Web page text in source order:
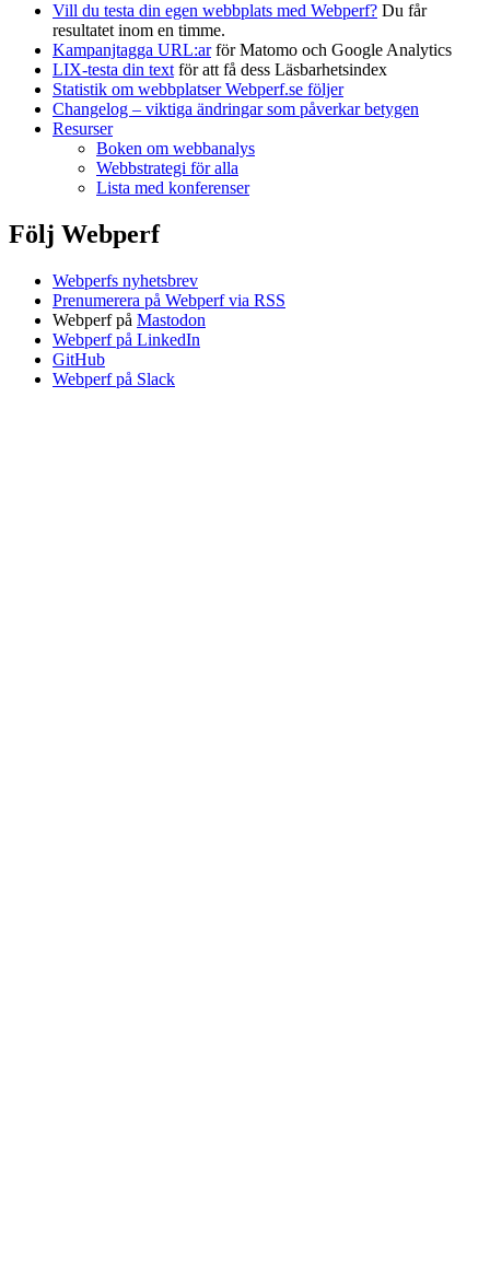
Vill du testa din egen webbplats med Webperf? Du får
resultatet inom en timme.
Kampanjtagga URL:arför Matomo och Google Analytics
LIX-testa din text för att få dess Läsbarhetsindex
Statistik om webbplatser Webperf.se följer
Changelog – viktiga ändringar som påverkar betygen
Resurser
Boken om webbanalys
Webbstrategi för alla
Lista med konferenser
Följ Webperf
Webperfs nyhetsbrev
Prenumerera på Webperf via RSS
Webperf på Mastodon
Webperf på LinkedIn
GitHub
Webperf på Slack